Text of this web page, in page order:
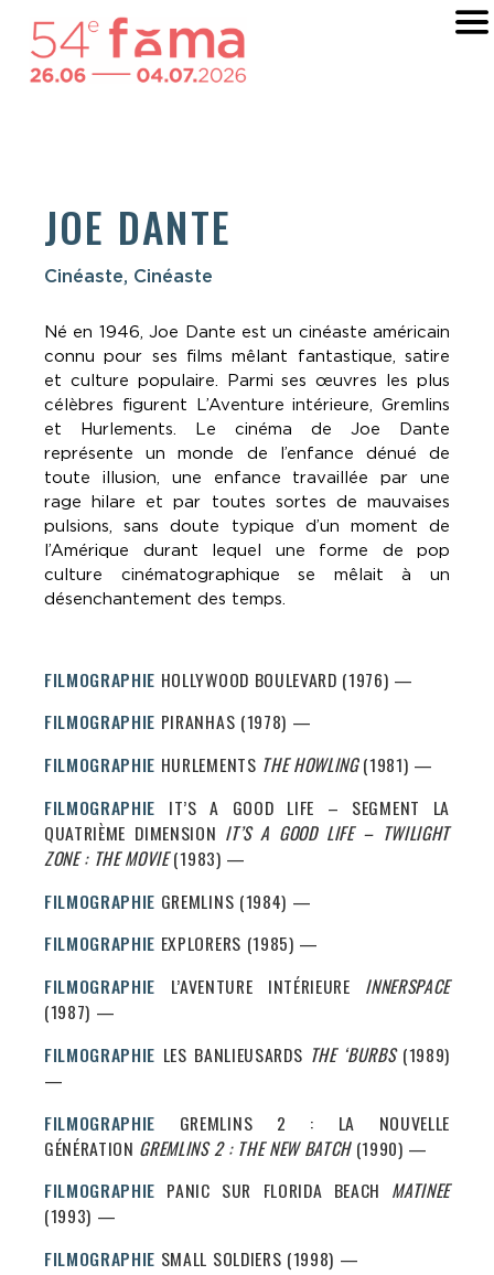
JOE DANTE
Cinéaste, Cinéaste
Né en 1946, Joe Dante est un cinéaste américain
connu pour ses films mêlant fantastique, satire
et culture populaire. Parmi ses œuvres les plus
célèbres figurent L’Aventure intérieure, Gremlins
et Hurlements. Le cinéma de Joe Dante
représente un monde de l’enfance dénué de
toute illusion, une enfance travaillée par une
rage hilare et par toutes sortes de mauvaises
pulsions, sans doute typique d’un moment de
l’Amérique durant lequel une forme de pop
culture cinématographique se mêlait à un
désenchantement des temps.
FILMOGRAPHIE HOLLYWOOD BOULEVARD (1976) —
FILMOGRAPHIE PIRANHAS (1978) —
FILMOGRAPHIE HURLEMENTS THE HOWLING(1981) —
FILMOGRAPHIE IT’S A GOOD LIFE – SEGMENT LA
QUATRIÈME DIMENSION IT’S A GOOD LIFE – TWILIGHT
ZONE : THE MOVIE(1983) —
FILMOGRAPHIE GREMLINS (1984) —
FILMOGRAPHIE EXPLORERS (1985) —
FILMOGRAPHIE L’AVENTURE INTÉRIEURE INNERSPACE
(1987) —
FILMOGRAPHIE LES BANLIEUSARDS THE ‘BURBS(1989)
—
FILMOGRAPHIE GREMLINS 2 : LA NOUVELLE
GÉNÉRATION GREMLINS 2 : THE NEW BATCH(1990) —
FILMOGRAPHIE PANIC SUR FLORIDA BEACH MATINEE
(1993) —
FILMOGRAPHIE SMALL SOLDIERS (1998) —